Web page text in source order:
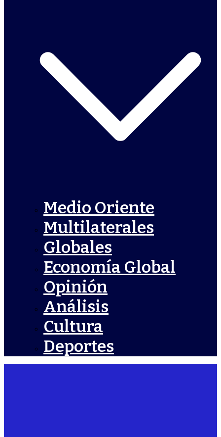
Medio Oriente
Multilaterales
Globales
Economía Global
Opinión
Análisis
Cultura
Deportes